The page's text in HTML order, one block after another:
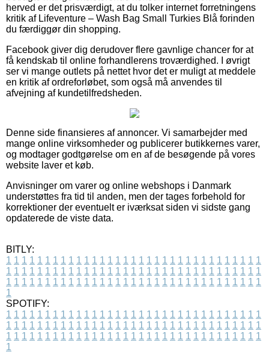
herved er det prisværdigt, at du tolker internet forretningens
kritik af Lifeventure – Wash Bag Small Turkies Blå forinden
du færdiggør din shopping.
Facebook giver dig derudover flere gavnlige chancer for at
få kendskab til online forhandlerens troværdighed. I øvrigt
ser vi mange outlets på nettet hvor det er muligt at meddele
en kritik af ordreforløbet, som også må anvendes til
afvejning af kundetilfredsheden.
Denne side finansieres af annoncer. Vi samarbejder med
mange online virksomheder og publicerer butikkernes varer,
og modtager godtgørelse om en af de besøgende på vores
website laver et køb.
Anvisninger om varer og online webshops i Danmark
understøttes fra tid til anden, men der tages forbehold for
korrektioner der eventuelt er iværksat siden vi sidste gang
opdaterede de viste data.
BITLY:
1 1 1 1 1 1 1 1 1 1 1 1 1 1 1 1 1 1 1 1 1 1 1 1 1 1 1 1 1 1 1 1 1
1 1 1 1 1 1 1 1 1 1 1 1 1 1 1 1 1 1 1 1 1 1 1 1 1 1 1 1 1 1 1 1 1
1 1 1 1 1 1 1 1 1 1 1 1 1 1 1 1 1 1 1 1 1 1 1 1 1 1 1 1 1 1 1 1 1
1
SPOTIFY:
1 1 1 1 1 1 1 1 1 1 1 1 1 1 1 1 1 1 1 1 1 1 1 1 1 1 1 1 1 1 1 1 1
1 1 1 1 1 1 1 1 1 1 1 1 1 1 1 1 1 1 1 1 1 1 1 1 1 1 1 1 1 1 1 1 1
1 1 1 1 1 1 1 1 1 1 1 1 1 1 1 1 1 1 1 1 1 1 1 1 1 1 1 1 1 1 1 1 1
1